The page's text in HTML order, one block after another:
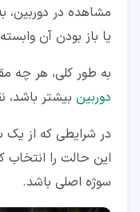
مشاهده در دوربین،
یا باز بودن آن
به طور کلی، هر چه
دوربین بیشتر
در شرایطی که از
این حالت را انتخاب
سوژه اصلی باشد.